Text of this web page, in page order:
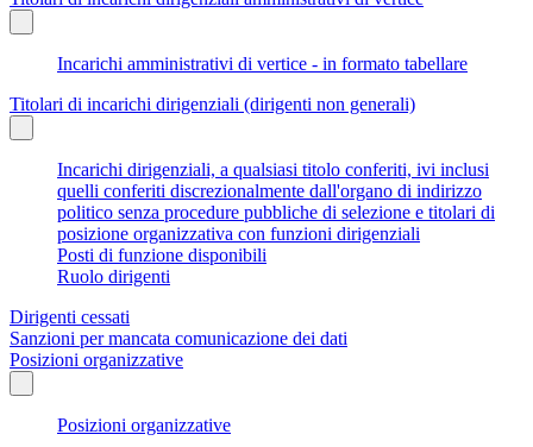
Incarichi amministrativi di vertice - in formato tabellare
Titolari di incarichi dirigenziali (dirigenti non generali)
Incarichi dirigenziali, a qualsiasi titolo conferiti, ivi inclusi
quelli conferiti discrezionalmente dall'organo di indirizzo
politico senza procedure pubbliche di selezione e titolari di
posizione organizzativa con funzioni dirigenziali
Posti di funzione disponibili
Ruolo dirigenti
Dirigenti cessati
Sanzioni per mancata comunicazione dei dati
Posizioni organizzative
Posizioni organizzative